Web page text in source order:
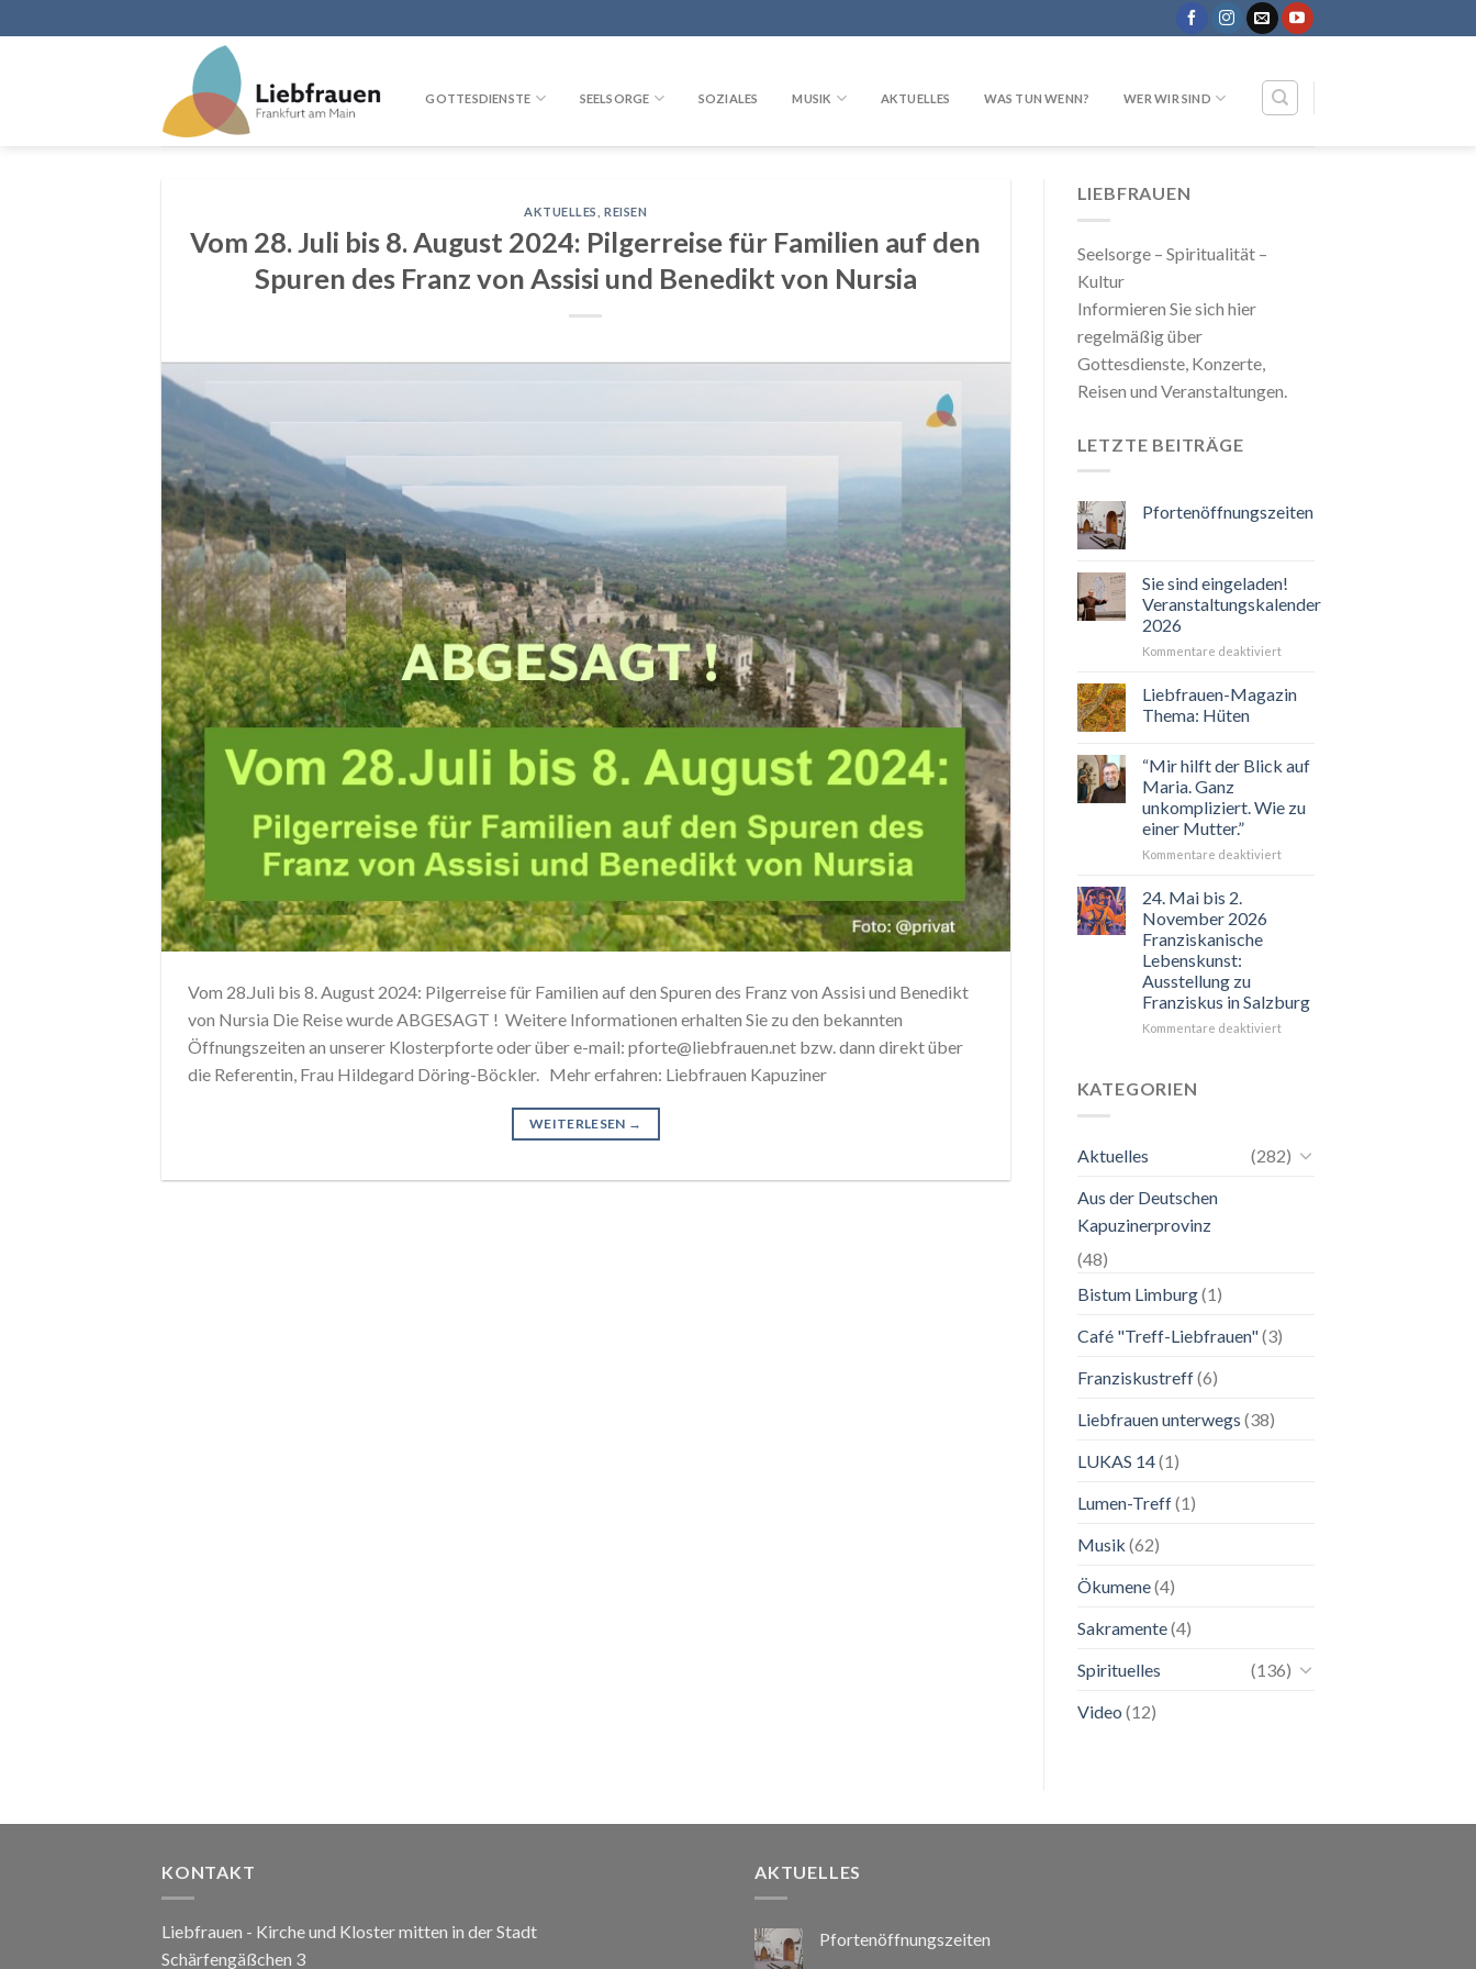
to
GOTTESDIENSTE SEELSORGE SOZIALES MUSIK AKTUELLES WAS TUN WENN? WER WIR SIND
AKTUELLES ,REISEN
Vom 28. Juli bis 8. August 2024: Pilgerreise für Familien auf den
Spuren des Franz von Assisi und Benedikt von Nursia
Vom 28.Juli bis 8. August 2024: Pilgerreise für Familien auf den Spuren des Franz von Assisi und Benedikt
von Nursia Die Reise wurde ABGESAGT ! Weitere Informationen erhalten Sie zu den bekannten
Öffnungszeiten an unserer Klosterpforte oder über e-mail: pforte@liebfrauen.net bzw. dann direkt über
die Referentin, Frau Hildegard Döring-Böckler. Mehr erfahren: Liebfrauen Kapuziner
WEITERLESEN →
LIEBFRAUEN
Seelsorge – Spiritualität –
Kultur
Informieren Sie sich hier
regelmäßig über
Gottesdienste, Konzerte,
Reisen und Veranstaltungen.
LETZTE BEITRÄGE
Pfortenöffnungszeiten
Sie sind eingeladen!
Veranstaltungskalender
2026
Kommentare deaktiviertfür
sind
Liebfrauen-Magazin
Thema: Hüten
“Mir hilft der Blick auf
Maria. Ganz
unkompliziert. Wie zu
einer Mutter.”
Kommentare deaktiviertfür
unkompliziert.
24. Mai bis 2.
November 2026
Franziskanische
Lebenskunst:
Ausstellung zu
Franziskus in Salzburg
Kommentare deaktiviertfür
Franziskanische
KATEGORIEN
Aktuelles
(282)
Aus der Deutschen
Kapuzinerprovinz
(48)
Bistum Limburg(1)
Café "Treff-Liebfrauen"(3)
Franziskustreff(6)
Liebfrauen unterwegs (38)
LUKAS 14(1)
Lumen-Treff(1)
Musik (62)
Ökumene(4)
Sakramente(4)
Spirituelles
(136)
Video (12)
KONTAKT
Liebfrauen - Kirche und Kloster mitten in der Stadt
Schärfengäßchen 3
AKTUELLES
Pfortenöffnungszeiten